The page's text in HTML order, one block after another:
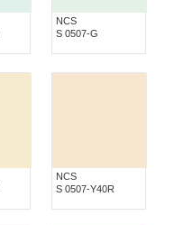
NCS
S 0507-G
NCS
S 0507-Y40R